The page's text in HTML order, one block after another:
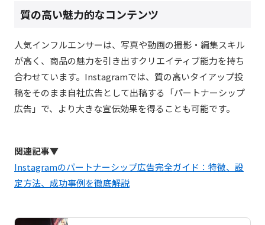
質の高い魅力的なコンテンツ
人気インフルエンサーは、写真や動画の撮影・編集スキル
が高く、商品の魅力を引き出すクリエイティブ能力を持ち
合わせています。Instagramでは、質の高いタイアップ投
稿をそのまま自社広告として出稿する「パートナーシップ
広告」で、より大きな宣伝効果を得ることも可能です。
関連記事▼
Instagramのパートナーシップ広告完全ガイド：特徴、設
定方法、成功事例を徹底解説